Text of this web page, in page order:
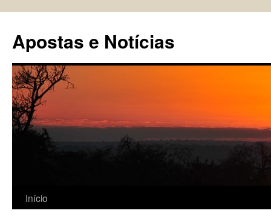
conteúdo
Apostas e Notícias
Início